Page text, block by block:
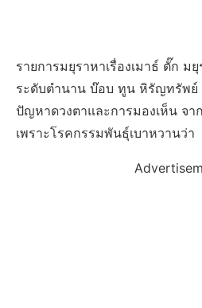
รายการมยุราหาเรื่องเมาธ์ ตั๊ก ม
ระดับตำนาน บ๊อบ ทูน หิรัญทรัพย์
ปัญหาดวงตาและการมองเห็น จา
เพราะโรคกรรมพันธุ์เบาหวานว่า